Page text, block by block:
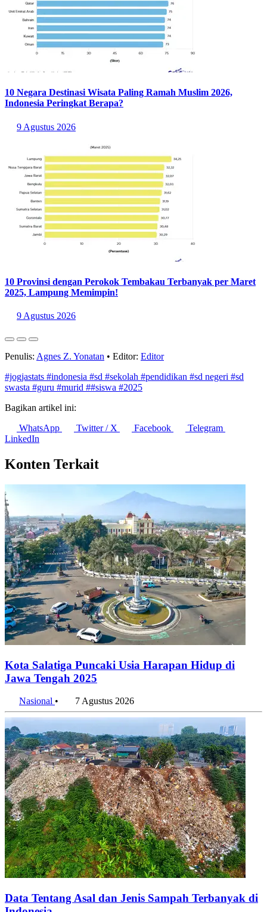
10 Negara Destinasi Wisata Paling Ramah Muslim 2026,
Indonesia Peringkat Berapa?
9 Agustus 2026
10 Provinsi dengan Perokok Tembakau Terbanyak per Maret
2025, Lampung Memimpin!
9 Agustus 2026
Penulis: Agnes Z. Yonatan • Editor: Editor
#jogjastats #indonesia #sd #sekolah #pendidikan #sd negeri #sd
swasta #guru #murid ##siswa #2025
Bagikan artikel ini:
WhatsApp
Twitter / X Facebook
Telegram
LinkedIn
Konten Terkait
Kota Salatiga Puncaki Usia Harapan Hidup di
Jawa Tengah 2025
Nasional • 7 Agustus 2026
Data Tentang Asal dan Jenis Sampah Terbanyak di